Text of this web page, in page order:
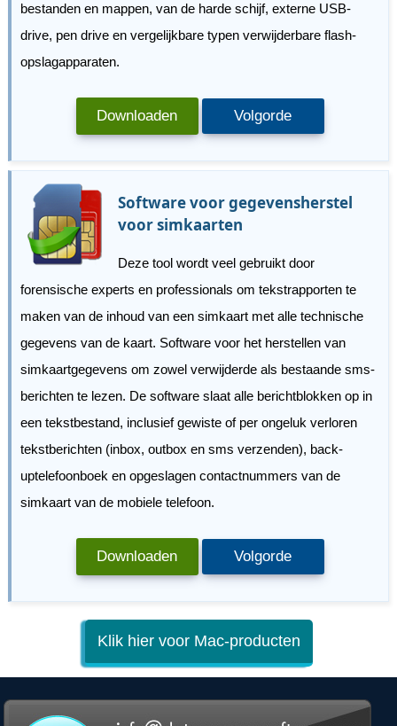
bestanden en mappen, van de harde schijf, externe USB-
drive, pen drive en vergelijkbare typen verwijderbare flash-
opslagapparaten.
Downloaden Volgorde
Software voor gegevensherstel
voor simkaarten
Deze tool wordt veel gebruikt door
forensische experts en professionals om tekstrapporten te
maken van de inhoud van een simkaart met alle technische
gegevens van de kaart. Software voor het herstellen van
simkaartgegevens om zowel verwijderde als bestaande sms-
berichten te lezen. De software slaat alle berichtblokken op in
een tekstbestand, inclusief gewiste of per ongeluk verloren
tekstberichten (inbox, outbox en sms verzenden), back-
uptelefoonboek en opgeslagen contactnummers van de
simkaart van de mobiele telefoon.
Downloaden Volgorde
Klik hier voor Mac-producten